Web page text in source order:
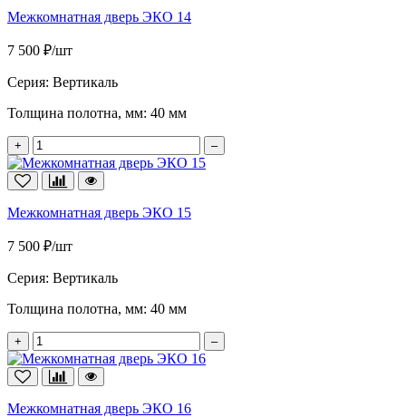
Межкомнатная дверь ЭКО 14
7 500 ₽/шт
Серия: Вертикаль
Толщина полотна, мм: 40 мм
+ –
Межкомнатная дверь ЭКО 15
7 500 ₽/шт
Серия: Вертикаль
Толщина полотна, мм: 40 мм
+ –
Межкомнатная дверь ЭКО 16